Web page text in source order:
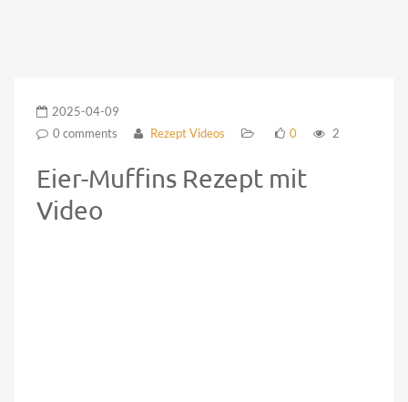
2025-04-09
0 comments
Rezept Videos 0 2
Eier-Muffins Rezept mit
Video